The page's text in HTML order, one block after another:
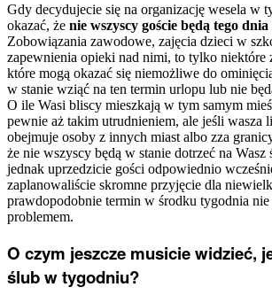
Gdy decydujecie się na organizację wesela w
okazać, że nie wszyscy goście będą tego
Zobowiązania zawodowe, zajęcia dzieci w
zapewnienia opieki nad nimi, to tylko niektóre
które mogą okazać się niemożliwe do
w stanie wziąć na ten termin urlopu lub nie
O ile Wasi bliscy mieszkają w tym samym
pewnie aż takim utrudnieniem, ale jeśli wasza
obejmuje osoby z innych miast albo zza
że nie wszyscy będą w stanie dotrzeć na Wasz
jednak uprzedzicie gości odpowiednio
zaplanowaliście skromne przyjęcie dla
prawdopodobnie termin w środku tygodnia
problemem.
O czym jeszcze musicie widzieć,
ślub w tygodniu?